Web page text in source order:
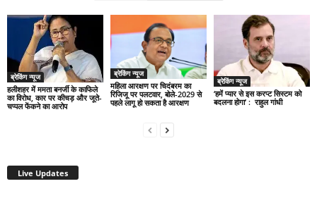
ब्रेकिंग न्यूज
हलीशहर में ममता बनर्जी के काफिले
का विरोध, कार पर कीचड़ और जूते-
चप्पल फेंकने का आरोप
ब्रेकिंग न्यूज
महिला आरक्षण पर चिदंबरम का
रिजिजू पर पलटवार, बोले-2029 से
पहले लागू हो सकता है आरक्षण
ब्रेकिंग न्यूज
‘हमें प्यार से इस करप्ट सिस्टम को
बदलना होगा’ : राहुल गांधी
Live Updates